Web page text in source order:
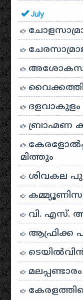
July
ദളവാകുളം
ബ്രാഹ്മണ
മിത്തും
ശിവകല
വി. എസ്.
ആഫ്രിക്ക
മലപ്പണ്ടാരം